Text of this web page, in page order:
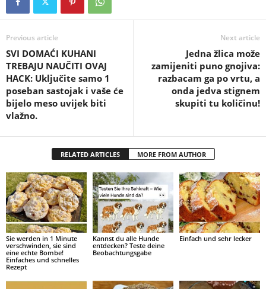
Previous article
SVI DOMAĆI KUHANI
TREBAJU NAUČITI OVAJ
HACK: Uključite samo 1
poseban sastojak i vaše će
bijelo meso uvijek biti
vlažno.
Next article
Jedna žlica može
zamijeniti puno gnojiva:
razbacam ga po vrtu, a
onda jedva stignem
skupiti tu količinu!
RELATED ARTICLES MORE FROM AUTHOR
Sie werden in 1 Minute
verschwinden, sie sind
eine echte Bombe!
Einfaches und schnelles
Rezept
Kannst du alle Hunde
entdecken? Teste deine
Beobachtungsgabe
Einfach und sehr lecker